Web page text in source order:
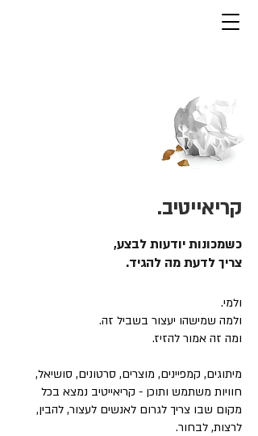
קריאייטיב.
כשמכונות יודעות לבצע,
צריך לדעת מה להגיד.
ולמי.
ולמה שמישהו יעצור בשביל זה.
ומה זה אמור להזיז.
מיתוגים, קמפיינים, מוצרים, סרטונים, סושיאל,
חוויות משתמש ותוכן - קריאייטיב נמצא בכל
מקום שבו צריך לגרום לאנשים לעצור, להבין,
לרצות, לבחור.